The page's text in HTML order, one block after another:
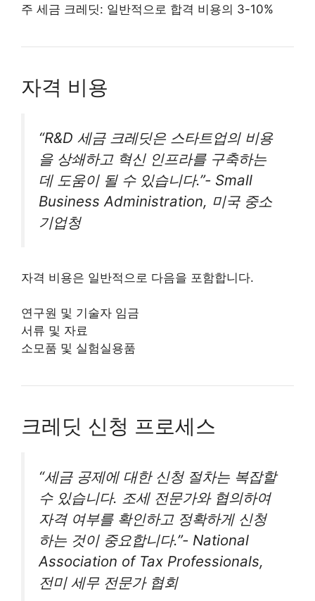
주 세금 크레딧: 일반적으로 합격 비용의 3-10%
자격 비용
“R&D 세금 크레딧은 스타트업의 비용
을 상쇄하고 혁신 인프라를 구축하는
데 도움이 될 수 있습니다.”- Small
Business Administration, 미국 중소
기업청
자격 비용은 일반적으로 다음을 포함합니다.
연구원 및 기술자 임금
서류 및 자료
소모품 및 실험실용품
크레딧 신청 프로세스
“세금 공제에 대한 신청 절차는 복잡할
수 있습니다. 조세 전문가와 협의하여
자격 여부를 확인하고 정확하게 신청
하는 것이 중요합니다.”- National
Association of Tax Professionals,
전미 세무 전문가 협회